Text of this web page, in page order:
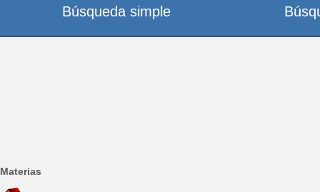
Materias
Búsqueda simple